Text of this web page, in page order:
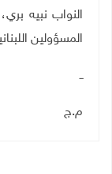
النواب نبيه
المسؤولين
ــ
م.ج